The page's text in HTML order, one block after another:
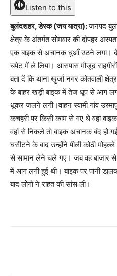
Listen to this
बुलंदशहर, डेस्क (जय यात्रा):जनपद
क्षेत्र के अंतर्गत सोमवार की दोपहर
एक बाइक से अचानक धुआँ उठने लगा।
चपेट में ले लिया। आसपास मौजूद
बता दें कि थाना खुर्जा नगर कोतवाली
के बाहर खड़ी बाइक में तेज धूप से आग
धूकर जलने लगी।वाहन स्वामी गांव
कचहरी पर किसी काम से गए थे वहां
वहां से निकले तो बाइक अचानक बंद हो
घसीटने के बाद उन्होंने पीली कोठी
से सामान लेने चले गए। जब वह बाजार से
में आग लगी हुई थी। बाइक पर पानी
बाद लोगों ने राहत की सांस ली।